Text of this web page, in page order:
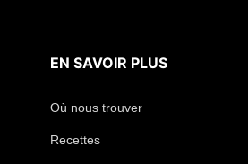
EN SAVOIR PLUS
Où nous trouver
Recettes